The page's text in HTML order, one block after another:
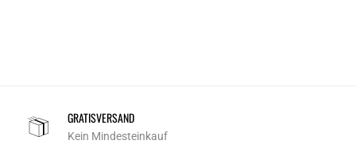
GRATISVERSAND
Kein Mindesteinkauf